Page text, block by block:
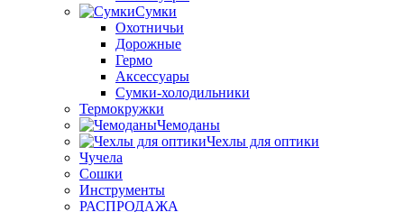
Сумки
Охотничьи
Дорожные
Гермо
Аксессуары
Сумки-холодильники
Термокружки
Чемоданы
Чехлы для оптики
Чучела
Сошки
Инструменты
РАСПРОДАЖА